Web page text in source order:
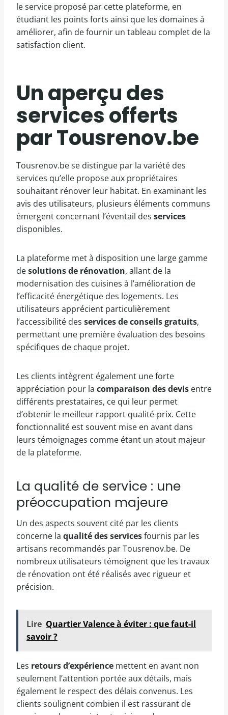
le service proposé par cette plateforme, en
étudiant les points forts ainsi que les domaines à
améliorer, afin de fournir un tableau complet de la
satisfaction client.
Un aperçu des
services offerts
par Tousrenov.be
Tousrenov.be se distingue par la variété des
services qu’elle propose aux propriétaires
souhaitant rénover leur habitat. En examinant les
avis des utilisateurs, plusieurs éléments communs
émergent concernant l’éventail des services
disponibles.
La plateforme met à disposition une large gamme
desolutions de rénovation, allant de la
modernisation des cuisines à l’amélioration de
l’efficacité énergétique des logements. Les
utilisateurs apprécient particulièrement
l’accessibilité des services de conseils gratuits,
permettant une première évaluation des besoins
spécifiques de chaque projet.
Les clients intègrent également une forte
appréciation pour la comparaison des devis entre
différents prestataires, ce qui leur permet
d’obtenir le meilleur rapport qualité-prix. Cette
fonctionnalité est souvent mise en avant dans
leurs témoignages comme étant un atout majeur
de la plateforme.
La qualité de service : une
préoccupation majeure
Un des aspects souvent cité par les clients
concerne la qualité des servicesfournis par les
artisans recommandés par Tousrenov.be. De
nombreux utilisateurs témoignent que les travaux
de rénovation ont été réalisés avec rigueur et
précision.
Lire Quartier Valence à éviter : que faut-il
savoir ?
Les retours d’expérience mettent en avant non
seulement l’attention portée aux détails, mais
également le respect des délais convenus. Les
clients soulignent combien il est rassurant de